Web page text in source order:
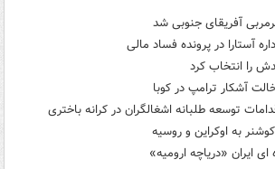
آفریقای جنوبی شد
آستارا در پرونده فساد مالی
را انتخاب کرد
آشکار ترامپ در کوبا
توسعه طلبانه اشغالگران در کرانه باختری
به اوکراین و روسیه
ایران «دریاچه ارومیه»